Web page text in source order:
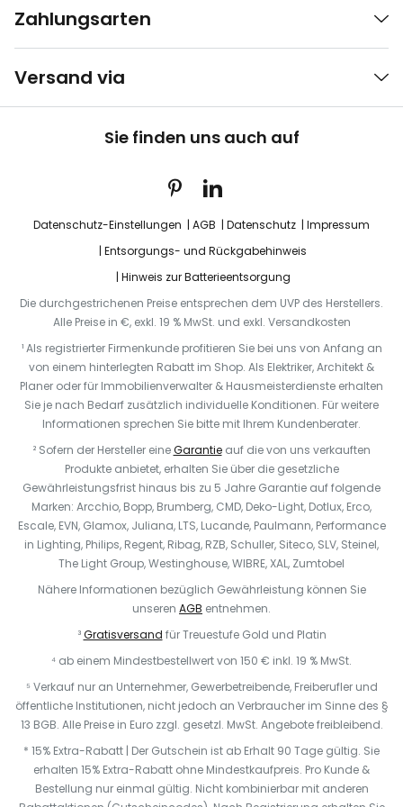
Zahlungsarten
Versand via
Sie finden uns auch auf
Datenschutz-Einstellungen AGB Datenschutz
Impressum
Entsorgungs- und Rückgabehinweis
Hinweis zur Batterieentsorgung
Die durchgestrichenen Preise entsprechen dem UVP des Herstellers.
Alle Preise in €, exkl. 19 % MwSt. und exkl. Versandkosten
¹ Als registrierter Firmenkunde profitieren Sie bei uns von Anfang an
von einem hinterlegten Rabatt im Shop. Als Elektriker, Architekt &
Planer oder für Immobilienverwalter & Hausmeisterdienste erhalten
Sie je nach Bedarf zusätzlich individuelle Konditionen. Für weitere
Informationen sprechen Sie bitte mit Ihrem Kundenberater.
² Sofern der Hersteller eineGarantieauf die von uns verkauften
Produkte anbietet, erhalten Sie über die gesetzliche
Gewährleistungsfrist hinaus bis zu 5 Jahre Garantie auf folgende
Marken: Arcchio, Bopp, Brumberg, CMD, Deko-Light, Dotlux, Erco,
Escale, EVN, Glamox, Juliana, LTS, Lucande, Paulmann, Performance
in Lighting, Philips, Regent, Ribag, RZB, Schuller, Siteco, SLV, Steinel,
The Light Group, Westinghouse, WIBRE, XAL, Zumtobel
Nähere Informationen bezüglich Gewährleistung können Sie
unseren AGB entnehmen.
³Gratisversand für Treuestufe Gold und Platin
⁴ ab einem Mindestbestellwert von 150 € inkl. 19 % MwSt.
⁵ Verkauf nur an Unternehmer, Gewerbetreibende, Freiberufler und
öffentliche Institutionen, nicht jedoch an Verbraucher im Sinne des §
13 BGB. Alle Preise in Euro zzgl. gesetzl. MwSt. Angebote freibleibend.
* 15% Extra-Rabatt | Der Gutschein ist ab Erhalt 90 Tage gültig. Sie
erhalten 15% Extra-Rabatt ohne Mindestkaufpreis. Pro Kunde &
Bestellung nur einmal gültig. Nicht kombinierbar mit anderen